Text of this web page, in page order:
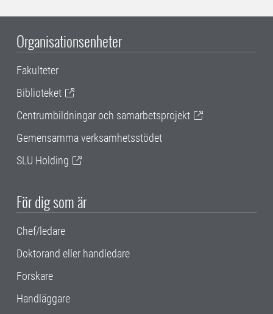
Organisationsenheter
Fakulteter
Biblioteket
Centrumbildningar och samarbetsprojekt
Gemensamma verksamhetsstödet
SLU Holding
För dig som är
Chef/ledare
Doktorand eller handledare
Forskare
Handläggare